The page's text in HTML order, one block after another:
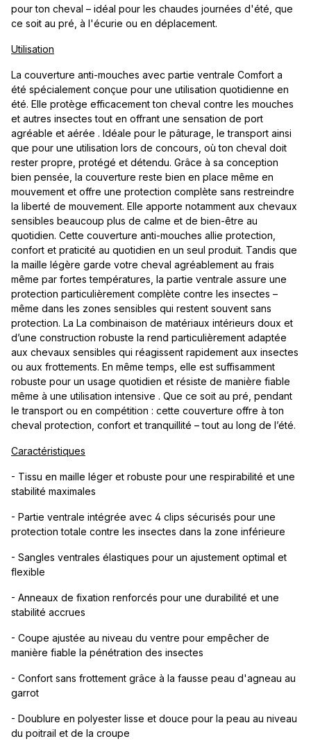
pour ton cheval – idéal pour les chaudes journées d'été, que
ce soit au pré, à l'écurie ou en déplacement.
Utilisation
La couverture anti-mouches avec partie ventrale Comfort a
été spécialement conçue pour une utilisation quotidienne en
été. Elle protège efficacement ton cheval contre les mouches
et autres insectes tout en offrant une sensation de port
agréable et aérée . Idéale pour le pâturage, le transport ainsi
que pour une utilisation lors de concours, où ton cheval doit
rester propre, protégé et détendu. Grâce à sa conception
bien pensée, la couverture reste bien en place même en
mouvement et offre une protection complète sans restreindre
la liberté de mouvement. Elle apporte notamment aux chevaux
sensibles beaucoup plus de calme et de bien-être au
quotidien. Cette couverture anti-mouches allie protection,
confort et praticité au quotidien en un seul produit. Tandis que
la maille légère garde votre cheval agréablement au frais
même par fortes températures, la partie ventrale assure une
protection particulièrement complète contre les insectes –
même dans les zones sensibles qui restent souvent sans
protection. La La combinaison de matériaux intérieurs doux et
d’une construction robuste la rend particulièrement adaptée
aux chevaux sensibles qui réagissent rapidement aux insectes
ou aux frottements. En même temps, elle est suffisamment
robuste pour un usage quotidien et résiste de manière fiable
même à une utilisation intensive . Que ce soit au pré, pendant
le transport ou en compétition : cette couverture offre à ton
cheval protection, confort et tranquillité – tout au long de l’été.
Caractéristiques
- Tissu en maille léger et robuste pour une respirabilité et une
stabilité maximales
- Partie ventrale intégrée avec 4 clips sécurisés pour une
protection totale contre les insectes dans la zone inférieure
- Sangles ventrales élastiques pour un ajustement optimal et
flexible
- Anneaux de fixation renforcés pour une durabilité et une
stabilité accrues
- Coupe ajustée au niveau du ventre pour empêcher de
manière fiable la pénétration des insectes
- Confort sans frottement grâce à la fausse peau d'agneau au
garrot
- Doublure en polyester lisse et douce pour la peau au niveau
du poitrail et de la croupe